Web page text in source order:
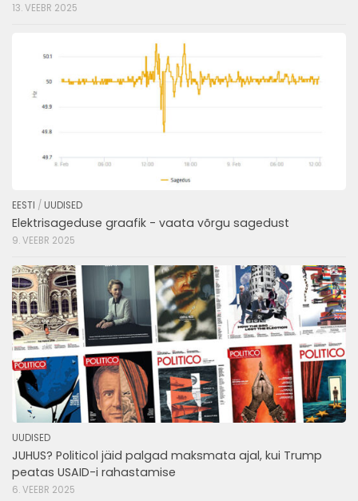
13. VEEBR 2025
EESTI / UUDISED
Elektrisageduse graafik - vaata võrgu sagedust
9. VEEBR 2025
UUDISED
JUHUS? Politicol jäid palgad maksmata ajal, kui Trump
peatas USAID-i rahastamise
6. VEEBR 2025